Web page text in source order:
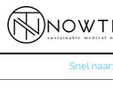
Snel naar: